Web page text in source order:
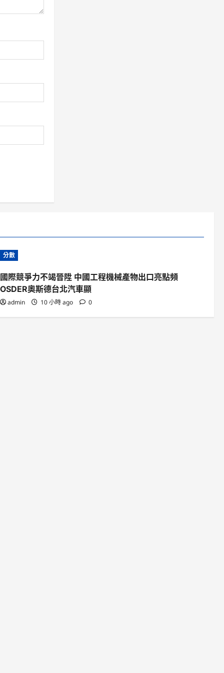
分數
國際競爭力不竭晉陞 中國工程機械產物出口亮點頻
OSDER奧斯德台北汽車顯
admin 10 小時 ago 0